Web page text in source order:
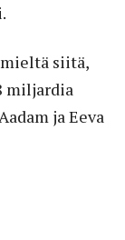
siitä,
miljardia
ja Eeva